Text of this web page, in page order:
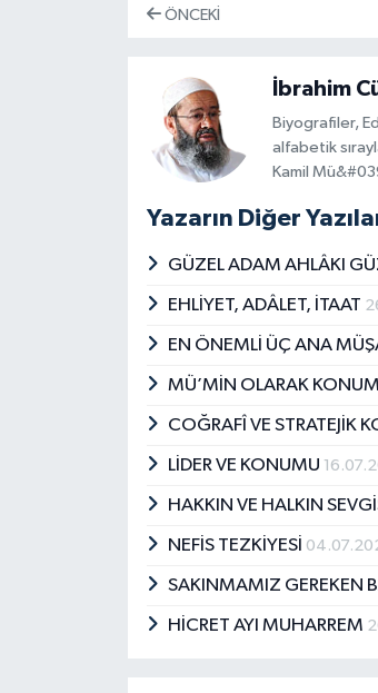
ÖNCEKI
İbrahim
Biyografiler,
alfabetik
Kamil
Yazarın Diğer
GÜZEL ADAM AHLÂKI
EHLİYET, ADÂLET, İTAAT
EN ÖNEMLİ ÜÇ ANA
MÜ’MİN OLARAK
COĞRAFÎ VE STRATEJİK
LİDER VE KONUMU
HAKKIN VE HALKIN
NEFİS TEZKİYESİ
SAKINMAMIZ GEREKEN
HİCRET AYI MUHARREM